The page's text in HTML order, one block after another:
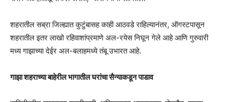
शहरातील सब्रा जिल्ह्यात कुटुंबासह काही आठवडे राहिल्यानंतर, ऑगस्टपासून
शहरातील इतर लाखो रहिवाशांप्रमाणे अल-रयेस निघून गेले आहे आणि गुरुवारी
मध्य गाझाच्या देईर अल-बलाहमध्ये तंबू उभारत आहे.
गाझा शहराच्या बाहेरील भागातील घरांचा सैन्याकडून पाडाव